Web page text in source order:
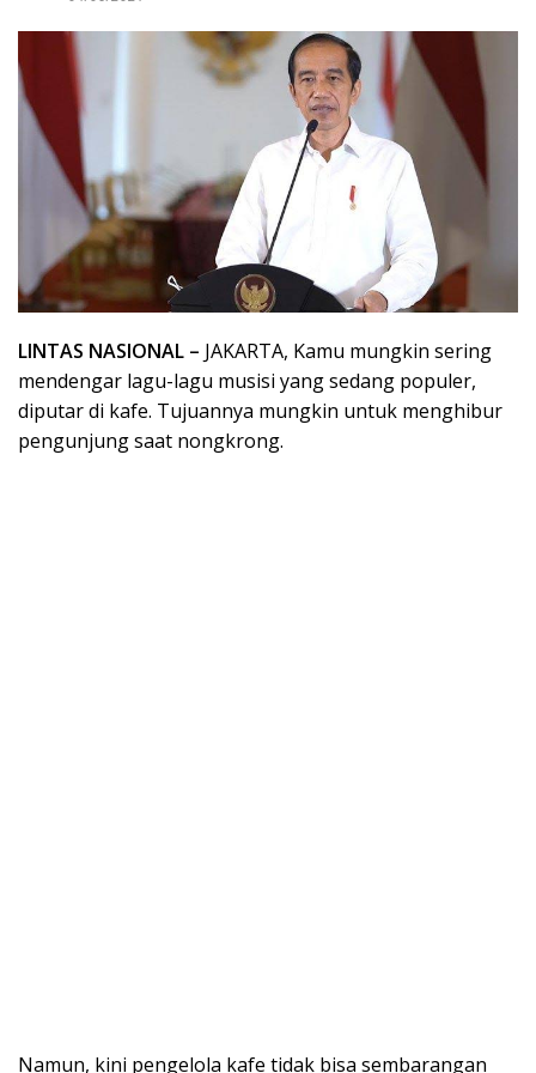
LINTAS NASIONAL – JAKARTA, Kamu mungkin sering
mendengar lagu-lagu musisi yang sedang populer,
diputar di kafe. Tujuannya mungkin untuk menghibur
pengunjung saat nongkrong.
Namun, kini pengelola kafe tidak bisa sembarangan